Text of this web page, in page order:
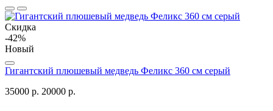
Скидка
-42%
Новый
Гигантский плюшевый медведь Феликс 360 см серый
35000 р. 20000 р.